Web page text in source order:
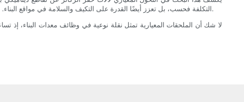
التكلفة فحسب، بل تعزز أيضًا القدرة على التكيف والسلامة في مواقع البناء. ومع تقدم التكنولوجيا ومعالجة تحديات التوحيد القياسي والتدريب، من المتوقع أن ينتشر استخدام هذه الأنظمة متعددة الأدوات على نطاق واسع.
لا شك أن الملحقات المعيارية تمثل نقلة نوعية في وظائف معدات البناء، إذ